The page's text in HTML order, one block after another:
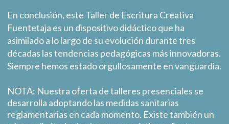
En conclusión, este Taller de Escritura Creativa
Fuentetaja es un dispositivo didáctico que ha
asimilado a lo largo de su evolución durante tres
décadas las tendencias pedagógicas más innovadoras.
Siempre hemos estado orgullosamente en vanguardia.
NOTA: Nuestra oferta de talleres presenciales se
desarrolla adoptando las medidas sanitarias
reglamentarias en cada momento. Existe también un